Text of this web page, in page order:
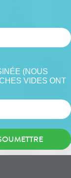
(NOUS
VIDES ONT